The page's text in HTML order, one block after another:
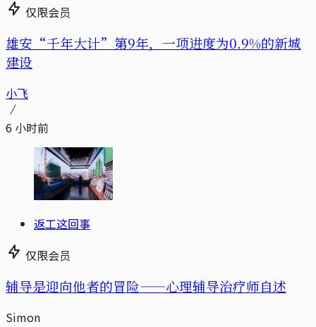
仅限会员
雄安“千年大计”第9年，一项进度为0.9%的新城
建设
小飞
6 小时前
返工这回事
仅限会员
辅导是迎向他者的冒险——心理辅导治疗师自述
Simon